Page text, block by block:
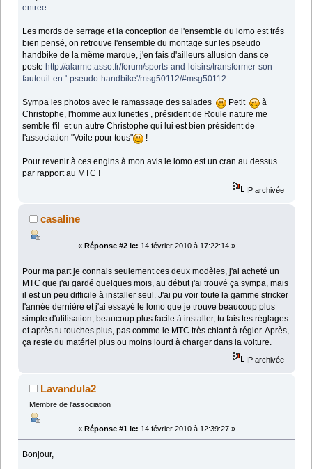
entree
Les mords de serrage et la conception de l'ensemble du lomo est trés
bien pensé, on retrouve l'ensemble du montage sur les pseudo
handbike de la même marque, j'en fais d'ailleurs allusion dans ce
poste http://alarme.asso.fr/forum/sports-and-loisirs/transformer-son-
fauteuil-en-'-pseudo-handbike'/msg50112/#msg50112
Sympa les photos avec le ramassage des salades Petit
à
Christophe, l'homme aux lunettes , président de Roule nature me
semble t'il et un autre Christophe qui lui est bien président de
l'association "Voile pour tous"
!
Pour revenir à ces engins à mon avis le lomo est un cran au dessus
par rapport au MTC !
IP archivée
casaline
« Réponse #2 le: 14 février 2010 à 17:22:14 »
Pour ma part je connais seulement ces deux modèles, j'ai acheté un
MTC que j'ai gardé quelques mois, au début j'ai trouvé ça sympa, mais
il est un peu difficile à installer seul. J'ai pu voir toute la gamme stricker
l'année dernière et j'ai essayé le lomo que je trouve beaucoup plus
simple d'utilisation, beaucoup plus facile à installer, tu fais tes réglages
et après tu touches plus, pas comme le MTC très chiant à régler. Après,
ça reste du matériel plus ou moins lourd à charger dans la voiture.
IP archivée
Lavandula2
Membre de l'association
« Réponse #1 le: 14 février 2010 à 12:39:27 »
Bonjour,